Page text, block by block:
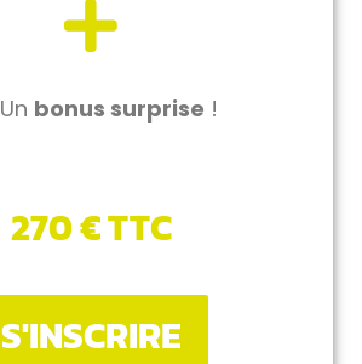
Un bonus surprise !
270 € TTC
S'INSCRIRE